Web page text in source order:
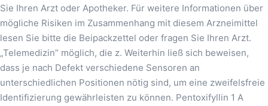
Sie Ihren Arzt oder Apotheker. Für weitere Informationen über
mögliche Risiken im Zusammenhang mit diesem Arzneimittel
lesen Sie bitte die Beipackzettel oder fragen Sie Ihren Arzt.
„Telemedizin” möglich, die z. Weiterhin ließ sich beweisen,
dass je nach Defekt verschiedene Sensoren an
unterschiedlichen Positionen nötig sind, um eine zweifelsfreie
Identifizierung gewährleisten zu können. Pentoxifyllin 1 A